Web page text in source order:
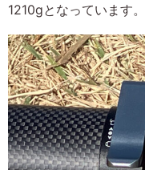
1210gとなっています。